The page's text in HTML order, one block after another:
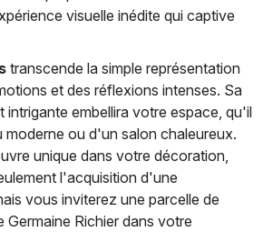
visuelle inédite qui captive
transcende la simple représentation
et des réflexions intenses. Sa
intrigante embellira votre espace, qu'il
ou d'un salon chaleureux.
unique dans votre décoration,
l'acquisition d'une
vous inviterez une parcelle de
Germaine Richier dans votre